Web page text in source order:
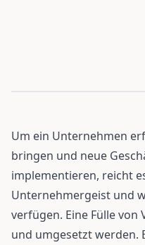
Um ein Unternehmen
bringen und neue
implementieren, reicht
Unternehmergeist und
verfügen. Eine Fülle
und umgesetzt werden.